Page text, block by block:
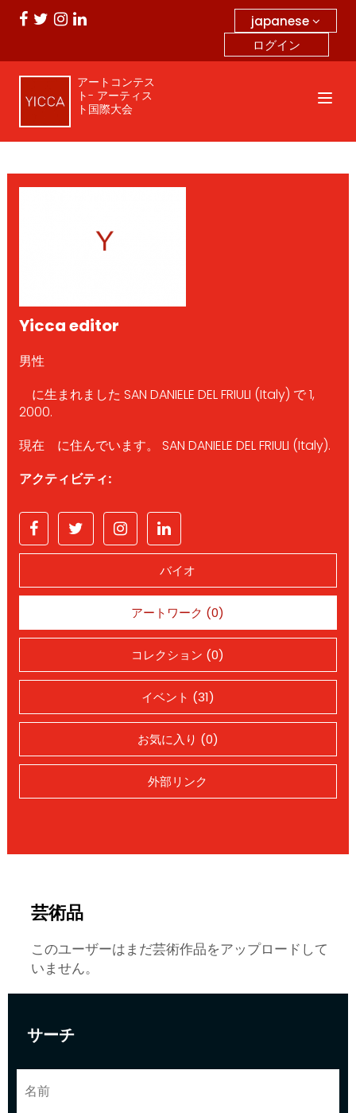
japanese
ログイン
アートコンテス
ト- アーティス
ト国際大会
サーチ
Yicca editor
男性
に生まれました SAN DANIELE DEL FRIULI (Italy) で 1,
2000.
現在 に住んでいます。 SAN DANIELE DEL FRIULI (Italy).
アクティビティ:
バイオ
アートワーク (0)
コレクション (0)
イベント (31)
お気に入り (0)
外部リンク
芸術品
このユーザーはまだ芸術作品をアップロードして
いません。